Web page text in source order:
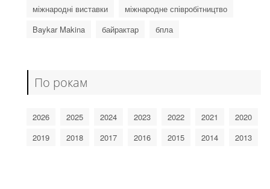
міжнародні виставки
міжнародне співробітництво
Baykar Makina
байрактар бпла
По рокам
2026 2025 2024 2023 2022 2021
2020
2019
2018 2017 2016 2015 2014 2013